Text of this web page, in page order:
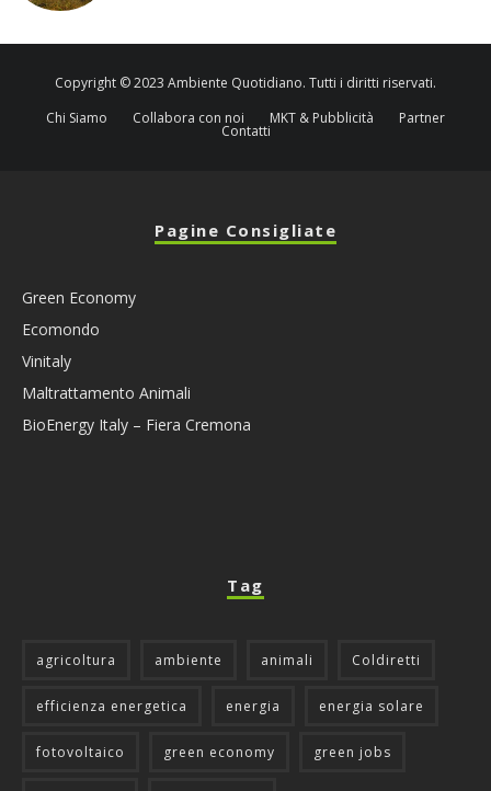
Copyright © 2023 Ambiente Quotidiano. Tutti i diritti riservati.
Chi Siamo
Collabora con noi MKT & Pubblicità Partner
Contatti
Pagine Consigliate
Green Economy
Ecomondo
Vinitaly
Maltrattamento Animali
BioEnergy Italy – Fiera Cremona
Tag
agricoltura ambiente animali Coldiretti
efficienza energetica energia energia solare
fotovoltaico green economy green jobs